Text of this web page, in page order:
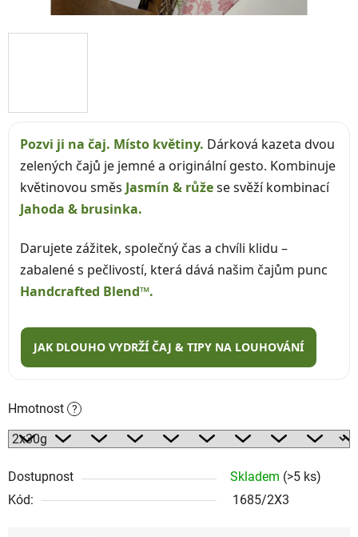
Pozvi ji na čaj. Místo květiny. Dárková kazeta dvou
zelených čajů je jemné a originální gesto. Kombinuje
květinovou směs Jasmín & růžese svěží kombinací
Jahoda & brusinka.
Darujete zážitek, společný čas a chvíli klidu –
zabalené s pečlivostí, která dává našim čajům punc
Handcrafted Blend™.
JAK DLOUHO VYDRŽÍ ČAJ & TIPY NA LOUHOVÁNÍ
Hmotnost ?
Dostupnost Skladem (>5 ks)
Kód:
1685/2X3